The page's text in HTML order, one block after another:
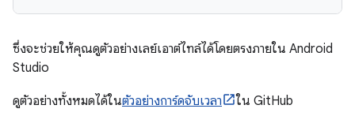
ซึ่งจะช่วยให้คุณดูตัวอย่างเลย์เอาต์ไทล์ได้โดยตรงภายใน Android
Studio
ดูตัวอย่างทั้งหมดได้ในตัวอย่างการ์ดจับเวลา ใน GitHub